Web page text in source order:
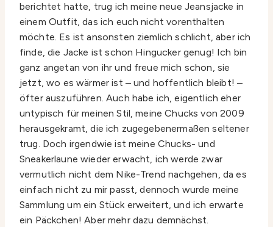
berichtet hatte, trug ich meine neue Jeansjacke in
einem Outfit, das ich euch nicht vorenthalten
möchte. Es ist ansonsten ziemlich schlicht, aber ich
finde, die Jacke ist schon Hingucker genug! Ich bin
ganz angetan von ihr und freue mich schon, sie
jetzt, wo es wärmer ist – und hoffentlich bleibt! –
öfter auszuführen. Auch habe ich, eigentlich eher
untypisch für meinen Stil, meine Chucks von 2009
herausgekramt, die ich zugegebenermaßen seltener
trug. Doch irgendwie ist meine Chucks- und
Sneakerlaune wieder erwacht, ich werde zwar
vermutlich nicht dem Nike-Trend nachgehen, da es
einfach nicht zu mir passt, dennoch wurde meine
Sammlung um ein Stück erweitert, und ich erwarte
ein Päckchen! Aber mehr dazu demnächst.